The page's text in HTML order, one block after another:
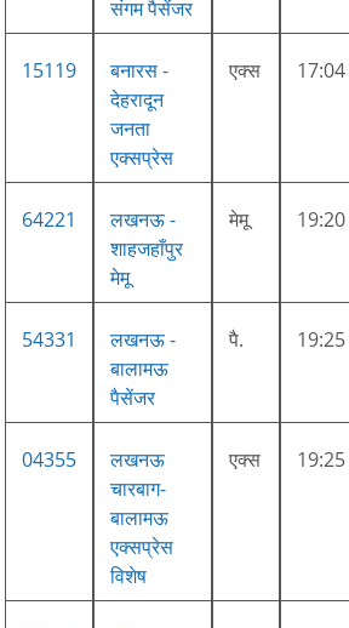
संगम पैसेंजर
15119
बनारस -
देहरादून
जनता
एक्सप्रेस
एक्स 17:04
64221
लखनऊ -
शाहजहाँपुर
मेमू
मेमू 19:20
54331
लखनऊ -
बालामऊ
पैसेंजर
पै. 19:25
04355
लखनऊ
चारबाग-
बालामऊ
एक्सप्रेस
विशेष
एक्स 19:25